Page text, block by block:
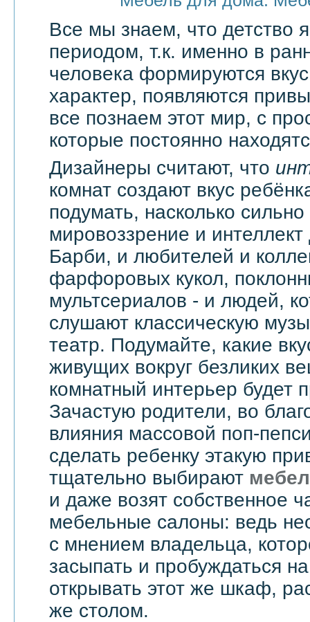
Все мы знаем, что детство
периодом, т.к. именно в
человека формируются
характер, появляются
все познаем этот мир, с
которые постоянно
Дизайнеры считают, что
комнат создают вкус
подумать, насколько сильно
мировоззрение и
Барби, и любителей и
фарфоровых кукол,
мультсериалов - и людей,
слушают классическую
театр. Подумайте, какие
живущих вокруг безликих
комнатный интерьер будет
Зачастую родители, во
влияния массовой поп-
сделать ребенку этакую
тщательно выбирают
и даже возят собственное
мебельные салоны: ведь
с мнением владельца,
засыпать и пробуждаться
открывать этот же шкаф,
же столом.